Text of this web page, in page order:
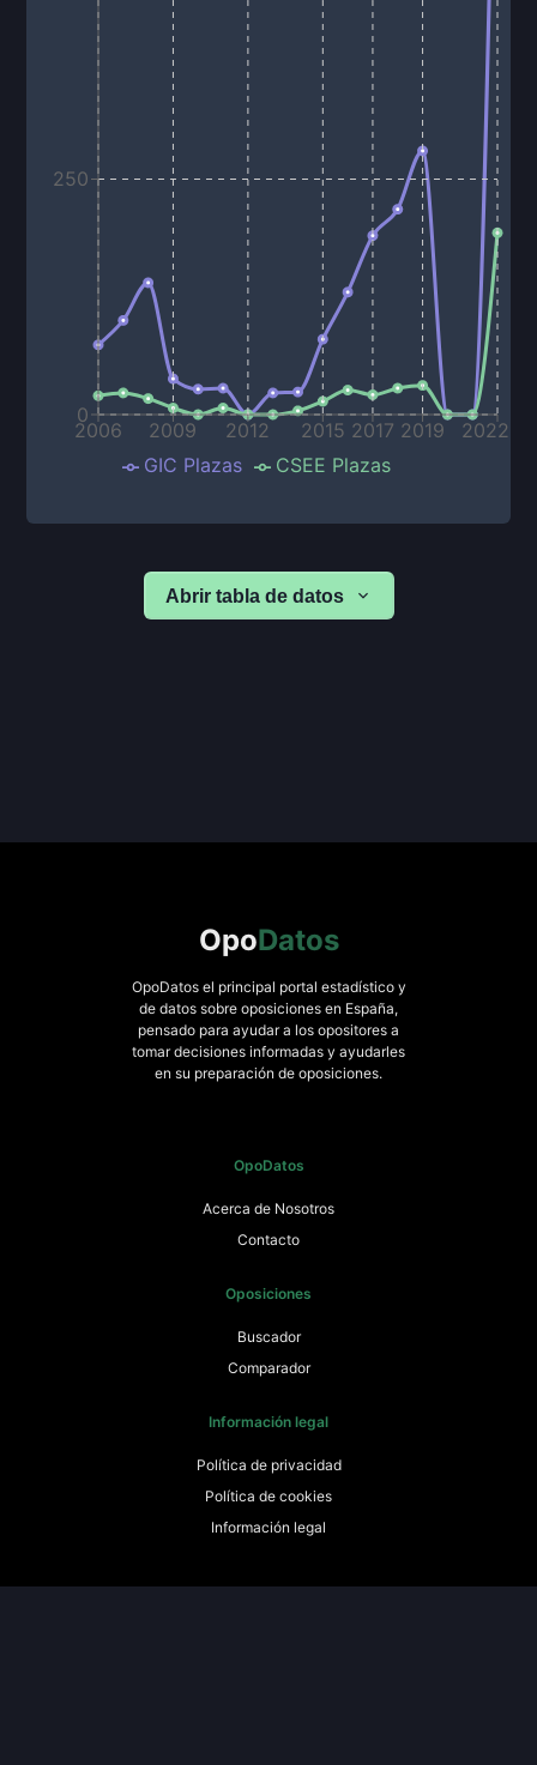
2006 2009 2012 2015 2017 2019 2022
0
250
GIC Plazas CSEE Plazas
Abrir tabla de datos
OpoDatos
OpoDatos el principal portal estadístico y
de datos sobre oposiciones en España,
pensado para ayudar a los opositores a
tomar decisiones informadas y ayudarles
en su preparación de oposiciones.
OpoDatos
Acerca de Nosotros
Contacto
Oposiciones
Buscador
Comparador
Información legal
Política de privacidad
Política de cookies
Información legal